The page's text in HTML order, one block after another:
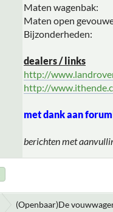
Maten wagenbak:
Maten open
Bijzonderheden:
dealers / links
http://
http://
met dank aan
berichten met
(Openbaar)De